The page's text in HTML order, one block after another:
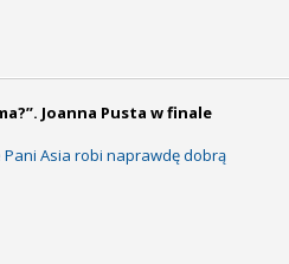
Joanna Pusta w finale
Pani Asia robi naprawdę dobrą